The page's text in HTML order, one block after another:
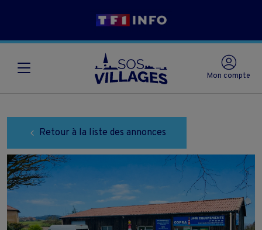
Mon compte
Retour à la liste des annonces